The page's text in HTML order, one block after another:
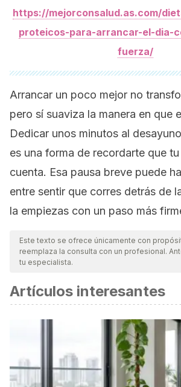
https://mejorconsalud.as.com/
proteicos-para-arrancar-el-dia-
fuerza/
Arrancar un poco mejor no
pero sí suaviza la manera en que
Dedicar unos minutos al
es una forma de recordarte que
cuenta. Esa pausa breve puede
entre sentir que corres detrás de
la empiezas con un paso más
Este texto se ofrece únicamente con
reemplaza la consulta con un profesional.
tu especialista.
Artículos interesantes